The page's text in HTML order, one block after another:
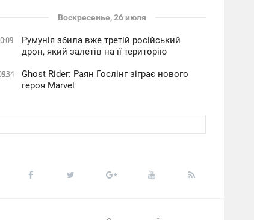
Воскресенье, 26 июля
Румунія збила вже третій російський
дрон, який залетів на її територію
Ghost Rider: Раян Гослінг зіграє нового
героя Marvel